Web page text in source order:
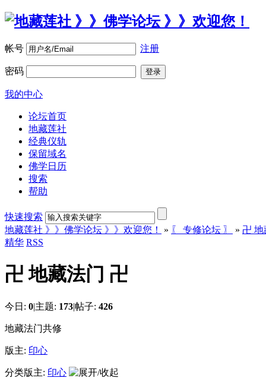
帐号 注册
密码 登录
我的中心
论坛首页
地藏莲社
经典仪轨
保留域名
佛学日历
搜索
帮助
快速搜索
地藏莲社 》》佛学论坛 》》欢迎您！
» 〖 专修论坛 〗 » 卍
精华 RSS
卍 地藏法门 卍
今日: 0|主题: 173|帖子: 426
地藏法门共修
版主: 印心
分类版主: 印心